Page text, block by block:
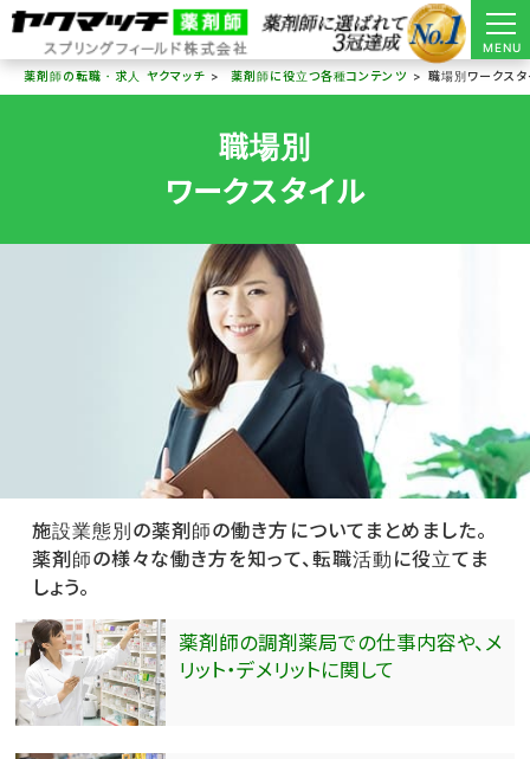
MENU
薬剤師の転職・求人 ヤクマッチ
薬剤師に役立つ各種コンテンツ 職場別ワークスタ
職場別
ワークスタイル
施設業態別の薬剤師の働き方についてまとめました。
薬剤師の様々な働き方を知って、転職活動に役立てま
しょう。
薬剤師の調剤薬局での仕事内容や、メ
リット・デメリットに関して